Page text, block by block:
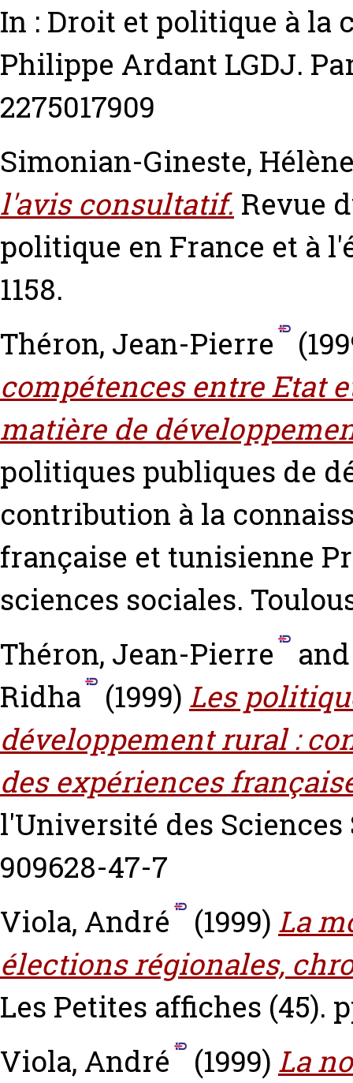
In : Droit et politique à la
Philippe Ardant LGDJ.
2275017909
Simonian-Gineste,
l'avis consultatif. Revue
politique en France et à
1158.
Théron, Jean-Pierre
compétences entre Etat
matière de
politiques publiques de
contribution à la
française et tunisienne
sciences sociales.
Théron, Jean-Pierre
Ridha
(1999) Les
développement rural :
des expériences
l'Université des Sciences
909628-47-7
Viola, André
(1999) La
élections régionales,
Les Petites affiches (45).
Viola, André
(1999) La